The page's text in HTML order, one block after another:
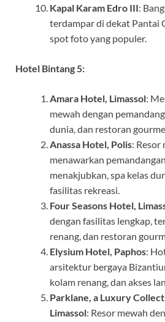
Kapal Karam Edro III:
terdampar di dekat Pantai
spot foto yang populer.
Hotel Bintang 5:
Amara Hotel, Limassol:
mewah dengan
dunia, dan restoran
Anassa Hotel, Polis: Resor
menawarkan
menakjubkan, spa kelas
fasilitas rekreasi.
Four Seasons Hotel,
dengan fasilitas lengkap,
renang, dan restoran
Elysium Hotel, Paphos:
arsitektur bergaya
kolam renang, dan akses
Parklane, a Luxury
Limassol: Resor mewah